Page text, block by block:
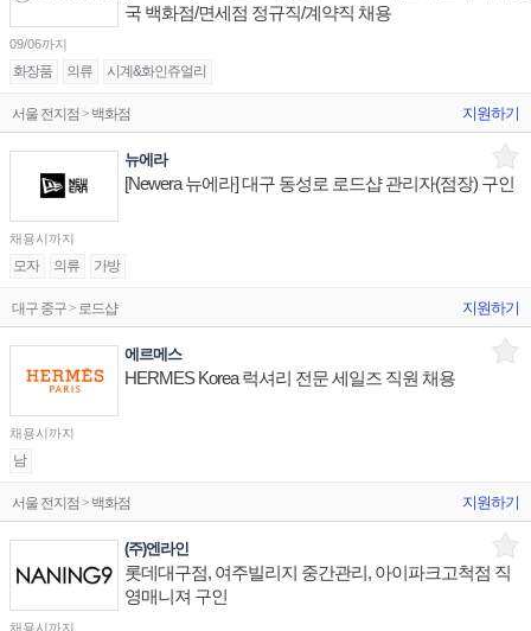
국 백화점/면세점 정규직/계약직 채용
09/06까지
화장품 의류 시계&화인쥬얼리
서울 전지점 > 백화점 지원하기
뉴에라
[Newera 뉴에라] 대구 동성로 로드샵 관리자(점장) 구인
채용시까지
모자 의류 가방
대구 중구 > 로드샵 지원하기
에르메스
HERMES Korea 럭셔리 전문 세일즈 직원 채용
채용시까지
남
서울 전지점 > 백화점 지원하기
(주)엔라인
롯데대구점, 여주빌리지 중간관리, 아이파크고척점 직
영매니져 구인
채용시까지